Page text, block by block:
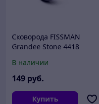
Cковорода FISSMAN
Grandee Stone 4418
индукционным дном
(алюминий с
антипригарным
покрытием)
В наличии
149 руб.
Купить